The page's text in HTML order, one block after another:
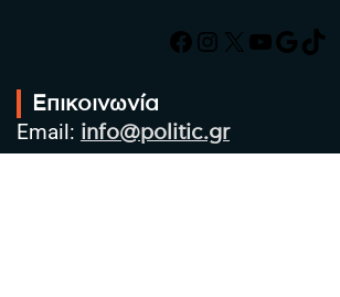
Facebook
Instagram
X YouTube
Επικοινωνία
Email: info@politic.gr
Τηλ: